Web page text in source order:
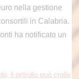
nella gestione
in Calabria.
ha notificato un
il petrolio può crolla